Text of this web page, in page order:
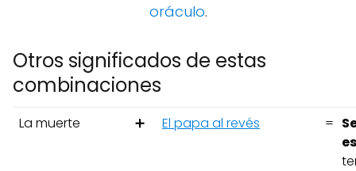
oráculo.
Otros significados de estas
combinaciones
La muerte ➕ El papa al revés =